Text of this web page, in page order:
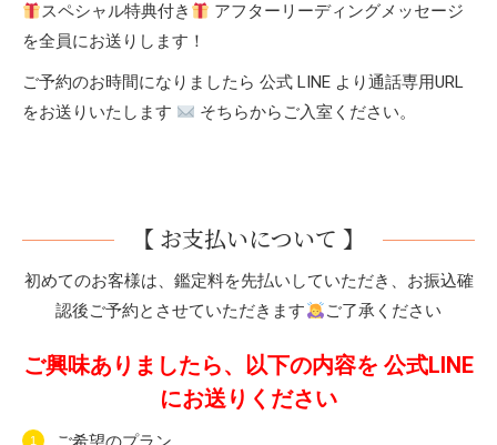
スペシャル特典付き
アフターリーディングメッセージ
を全員にお送りします！
ご予約のお時間になりましたら 公式 LINE より通話専用URL
をお送りいたします
そちらからご入室ください。
【 お支払いについて 】
初めてのお客様は、鑑定料を先払いしていただき、お振込確
認後ご予約とさせていただきます
ご了承ください
ご興味ありましたら、以下の内容を 公式LINE
にお送りください